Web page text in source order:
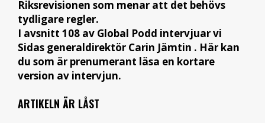
Riksrevisionen som menar att det behövs
tydligare regler.
I avsnitt 108 av Global Podd intervjuar vi
Sidas generaldirektör Carin Jämtin . Här kan
du som är prenumerant läsa en kortare
version av intervjun.
ARTIKELN ÄR LÅST